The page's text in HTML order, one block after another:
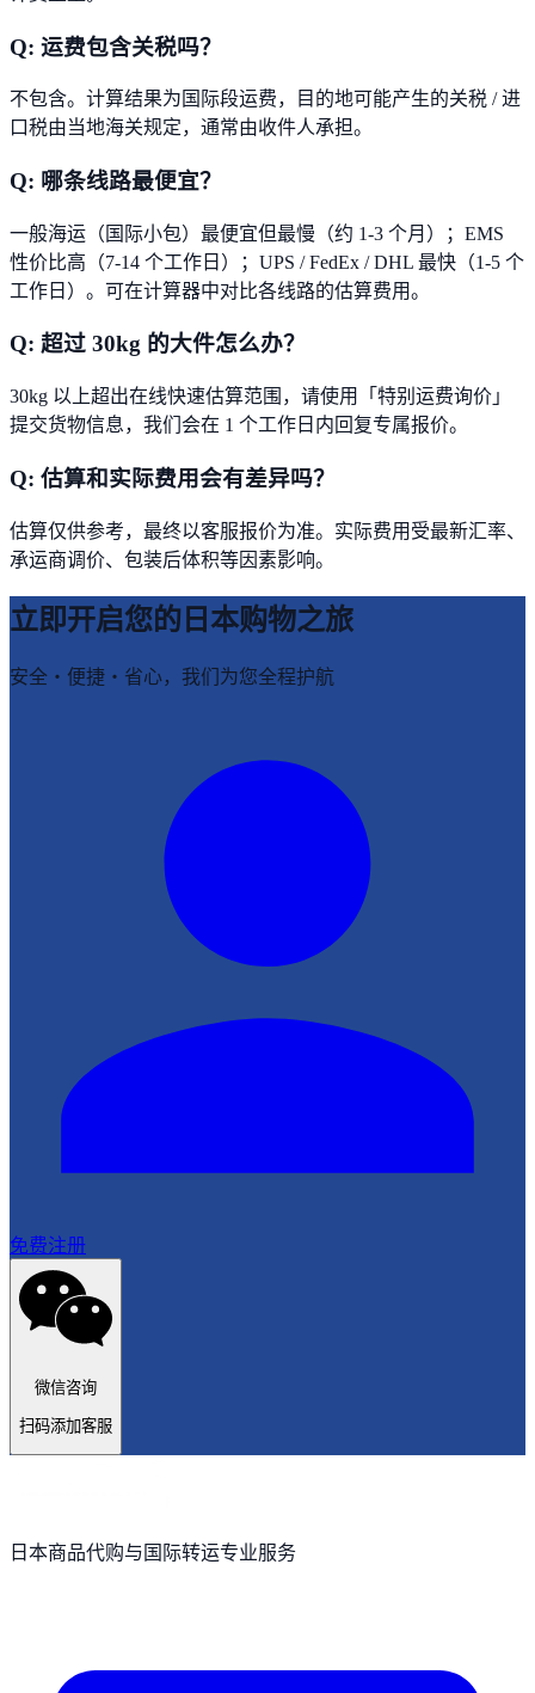
Q: 运费包含关税吗？
不包含。计算结果为国际段运费，目的地可能产生的关税 / 进
口税由当地海关规定，通常由收件人承担。
Q: 哪条线路最便宜？
一般海运（国际小包）最便宜但最慢（约 1-3 个月）；EMS
性价比高（7-14 个工作日）；UPS / FedEx / DHL 最快（1-5 个
工作日）。可在计算器中对比各线路的估算费用。
Q: 超过 30kg 的大件怎么办？
30kg 以上超出在线快速估算范围，请使用「特别运费询价」
提交货物信息，我们会在 1 个工作日内回复专属报价。
Q: 估算和实际费用会有差异吗？
估算仅供参考，最终以客服报价为准。实际费用受最新汇率、
承运商调价、包装后体积等因素影响。
立即开启您的日本购物之旅
安全・便捷・省心，我们为您全程护航
免费注册
微信咨询
扫码添加客服
日本商品代购与国际转运专业服务